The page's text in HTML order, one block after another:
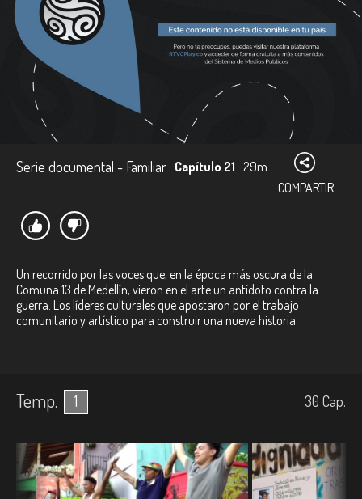
Serie documental - Familiar Capítulo 21 29m
COMPARTIR
Un recorrido por las voces que, en la época más oscura de la
Comuna 13 de Medellín, vieron en el arte un antídoto contra la
guerra. Los líderes culturales que apostaron por el trabajo
comunitario y artístico para construir una nueva historia.
Temp. 1 30 Cap.